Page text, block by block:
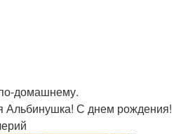
домашнему.
Альбинушка! С днем рождения!